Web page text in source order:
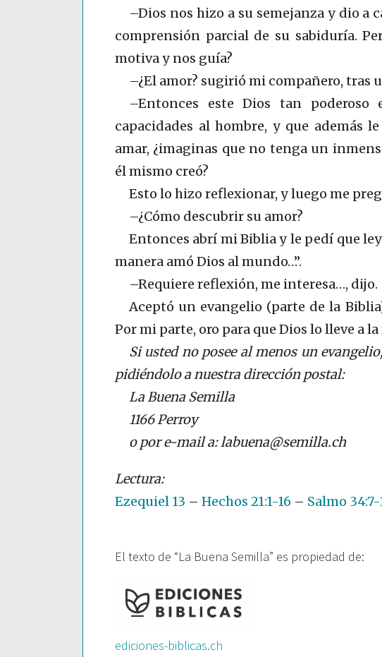
–Dios nos hizo a su semejanza y dio a
comprensión parcial de su sabiduría.
motiva y nos guía?
–¿El amor? sugirió mi compañero, tras
–Entonces este Dios tan
capacidades al hombre, y que además
amar, ¿imaginas que no tenga un
él mismo creó?
Esto lo hizo reflexionar, y luego me
–¿Cómo descubrir su amor?
Entonces abrí mi Biblia y le pedí que
manera amó Dios al mundo…”.
–Requiere reflexión, me interesa…, dijo.
Aceptó un evangelio (parte de la
Por mi parte, oro para que Dios lo lleve a la
Si usted no posee al menos un
pidiéndolo a nuestra dirección postal:
La Buena Semilla
1166 Perroy
o por e-mail a: labuena@semilla.ch
Ezequiel 13 – Hechos 21:1-16 – Salmo 34:7-
El texto de “La Buena Semilla” es propiedad de:
ediciones-biblicas.ch